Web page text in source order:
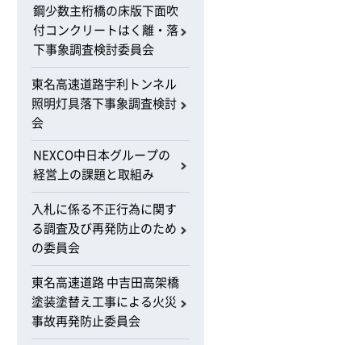
鋼少数主桁橋の床版下面吹
付コンクリートはく離・落
下事象調査検討委員会
東名高速道路宇利トンネル
照明灯具落下事象調査検討
会
NEXCO中日本グループの
経営上の課題と取組み
入札に係る不正行為に関す
る調査及び再発防止のため
の委員会
東名高速道路 中吉田高架橋
塗装塗替え工事による火災
事故再発防止委員会